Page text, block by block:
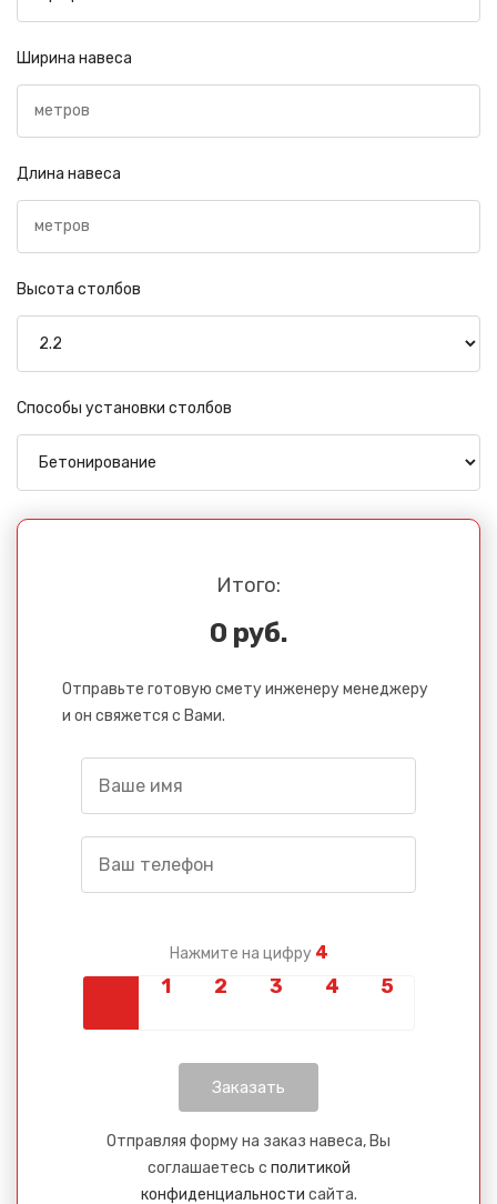
Ширина навеса
Длина навеса
Высота столбов
Способы установки столбов
Итого:
0 руб.
Отправьте готовую смету инженеру менеджеру
и он свяжется с Вами.
Нажмите на цифру 4
Отправляя форму на заказ навеса, Вы
соглашаетесь с политикой
конфиденциальности сайта.